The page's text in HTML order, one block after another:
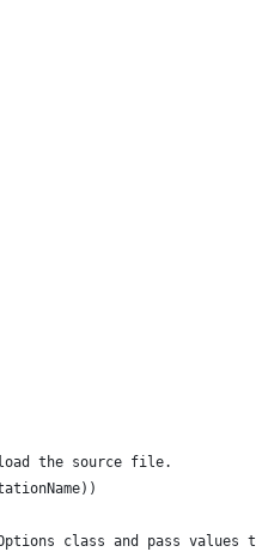
the source file.
class and pass values